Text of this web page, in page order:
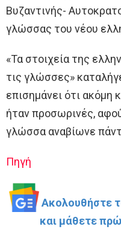
Βυζαντινής-
γλώσσας του νέου
«Τα στοιχεία της
τις γλώσσες»
επισημάνει ότι ακόμη
ήταν προσωρινές,
γλώσσα αναβίωνε
Πηγή
Ακολουθήστε
και μάθετε